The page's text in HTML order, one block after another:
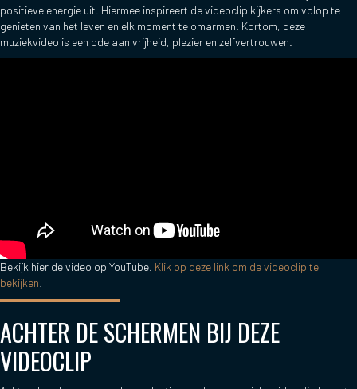
positieve energie uit. Hiermee inspireert de videoclip kijkers om volop te
genieten van het leven en elk moment te omarmen. Kortom, deze
muziekvideo is een ode aan vrijheid, plezier en zelfvertrouwen.
Bekijk hier de video op YouTube. Klik op deze link om de videoclip te
bekijken!
ACHTER DE SCHERMEN BIJ DEZE
VIDEOCLIP